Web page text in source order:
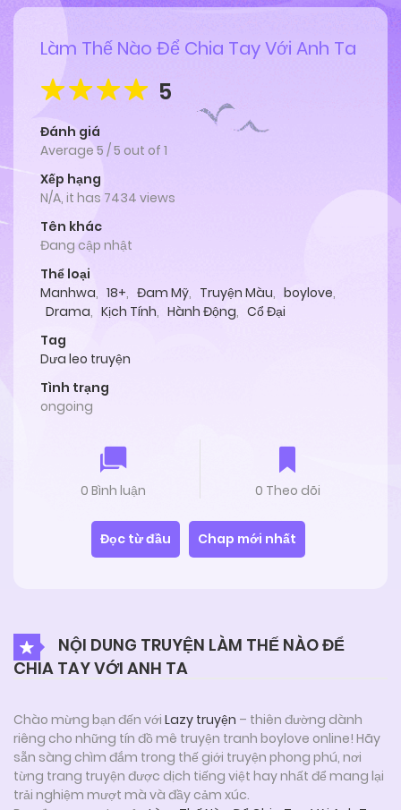
Làm Thế Nào Để Chia Tay Với Anh Ta
5
Đánh giá
Average 5 /5 out of 1
Xếp hạng
N/A, it has 7434 views
Tên khác
Đang cập nhật
Thể loại
Manhwa, 18+, Đam Mỹ, Truyện Màu, boylove,
Drama, Kịch Tính, Hành Động, Cổ Đại
Tag
Dưa leo truyện
Tình trạng
ongoing
0 Bình luận 0 Theo dõi
Đọc từ đầu Chap mới nhất
NỘI DUNG TRUYỆN LÀM THẾ NÀO ĐỂ
CHIA TAY VỚI ANH TA
Chào mừng bạn đến với Lazy truyện – thiên đường dành
riêng cho những tín đồ mê truyện tranh boylove online! Hãy
sẵn sàng chìm đắm trong thế giới truyện phong phú, nơi
từng trang truyện được dịch tiếng việt hay nhất để mang lại
trải nghiệm mượt mà và đầy cảm xúc.